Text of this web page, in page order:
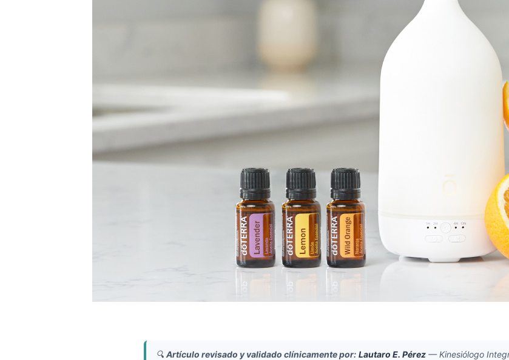
🔍 Artículo revisado y validado clínicamente por: Lautaro E. Pérez—Kinesiólogo